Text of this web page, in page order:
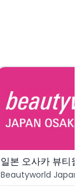
Beautyworld Japan